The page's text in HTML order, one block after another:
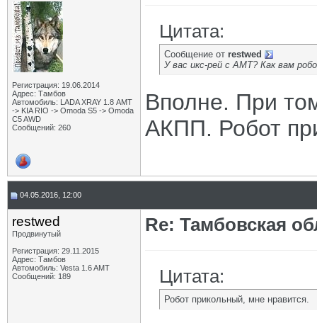
Регистрация: 19.06.2014
Адрес: Тамбов
Автомобиль: LADA XRAY 1.8 АМТ
-> KIA RIO -> Omoda S5 -> Omoda
C5 AWD
Сообщений: 260
Цитата:
Сообщение от restwed
У вас икс-рей с АМТ? Как вам
Вполне. При
АКПП. Робот
04.05.2016, 12:00
restwed
Продвинутый
Регистрация: 29.11.2015
Адрес: Тамбов
Автомобиль: Vesta 1.6 AMT
Сообщений: 189
Re: Тамбовская
Цитата:
Робот прикольный, мне нравится.